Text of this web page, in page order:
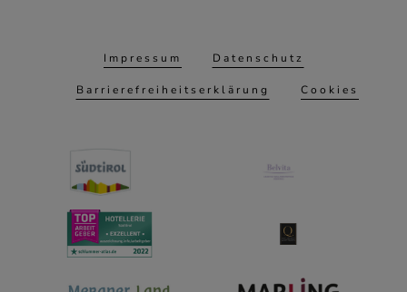
Impressum Datenschutz
Barrierefreiheitserklärung Cookies